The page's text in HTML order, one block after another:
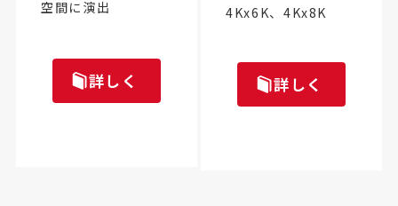
空間に演出
詳しく
4Kx6K、4Kx8K
詳しく